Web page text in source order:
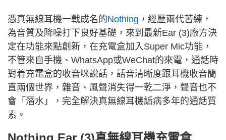
憑真無線耳機一戰成名的Nothing ，經歷兩代苦練，
為音質及降噪打下良好基礎，來到最新Ear (3)廠方決
定在功能來點創新，在充電盒加入Super Mic功能，
不管來自手機、WhatsApp或WeChat的來電，通話時
對着充電盒的收音咪說話，話音清晰度跟耳機收音簡
直兩個世界，雜音、風聲消失得一乾二淨，聲音也不
會「潛水」，完全解決真無線耳機詬病多年的通話質
素。